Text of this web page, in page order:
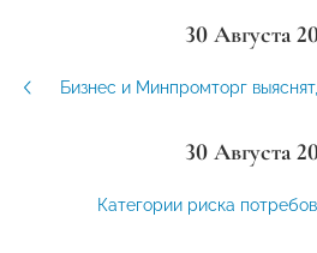
30 Августа
Бизнес и Минпромторг
30 Августа
Категории риска